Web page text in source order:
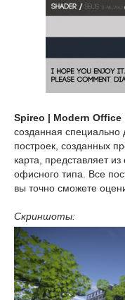
Spireo | Modern
созданная специально
построек, созданных
карта, представляет
офисного типа. Все
вы точно сможете
Скриншоты: